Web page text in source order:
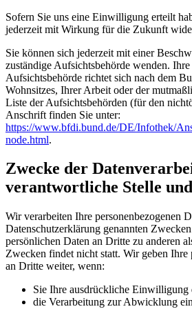
Sofern Sie uns eine Einwilligung erteilt
jederzeit mit Wirkung für die Zukunft
Sie können sich jederzeit mit einer
zuständige Aufsichtsbehörde wenden.
Aufsichtsbehörde richtet sich nach dem
Wohnsitzes, Ihrer Arbeit oder der
Liste der Aufsichtsbehörden (für den
Anschrift finden Sie unter:
https://www.bfdi.bund.de/DE/Infothek/
node.html.
Zwecke der
verantwortliche Stelle
Wir verarbeiten Ihre personenbezogenen
Datenschutzerklärung genannten
persönlichen Daten an Dritte zu anderen
Zwecken findet nicht statt. Wir geben Ihre
an Dritte weiter, wenn:
Sie Ihre ausdrückliche Einwilligung
die Verarbeitung zur Abwicklung